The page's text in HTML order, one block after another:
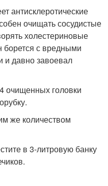
антисклеротические
очищать сосудистые
холестериновые
с вредными
и давно завоевал
очищенных головки
же количеством
в 3-литровую банку